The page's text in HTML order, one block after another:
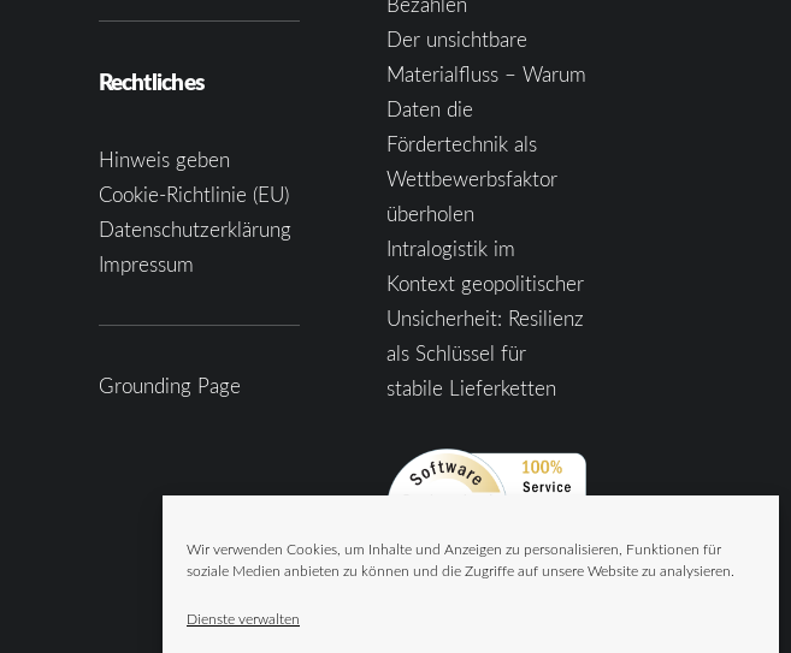
Wir verwenden Cookies, um Inhalte und Anzeigen zu personalisieren, Funktionen für
soziale Medien anbieten zu können und die Zugriffe auf unsere Website zu analysieren.
Dienste verwalten
Rechtliches
Hinweis geben
Cookie-Richtlinie (EU)
Datenschutzerklärung
Impressum
Grounding Page
Der unsichtbare
Materialfluss – Warum
Daten die
Fördertechnik als
Wettbewerbsfaktor
überholen
Intralogistik im
Kontext geopolitischer
Unsicherheit: Resilienz
als Schlüssel für
stabile Lieferketten